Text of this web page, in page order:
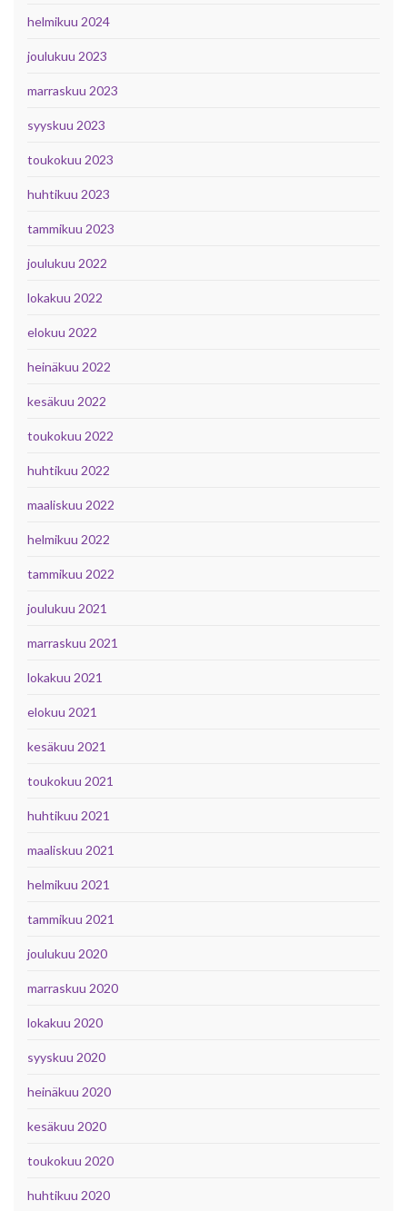
helmikuu 2024
joulukuu 2023
marraskuu 2023
syyskuu 2023
toukokuu 2023
huhtikuu 2023
tammikuu 2023
joulukuu 2022
lokakuu 2022
elokuu 2022
heinäkuu 2022
kesäkuu 2022
toukokuu 2022
huhtikuu 2022
maaliskuu 2022
helmikuu 2022
tammikuu 2022
joulukuu 2021
marraskuu 2021
lokakuu 2021
elokuu 2021
kesäkuu 2021
toukokuu 2021
huhtikuu 2021
maaliskuu 2021
helmikuu 2021
tammikuu 2021
joulukuu 2020
marraskuu 2020
lokakuu 2020
syyskuu 2020
heinäkuu 2020
kesäkuu 2020
toukokuu 2020
huhtikuu 2020